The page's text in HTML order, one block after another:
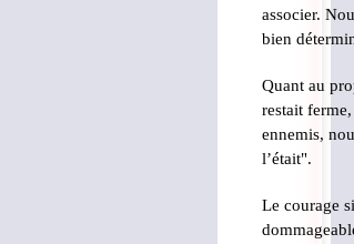
associer.
Quant au
restait
ennemis,
l’était".
Le courage